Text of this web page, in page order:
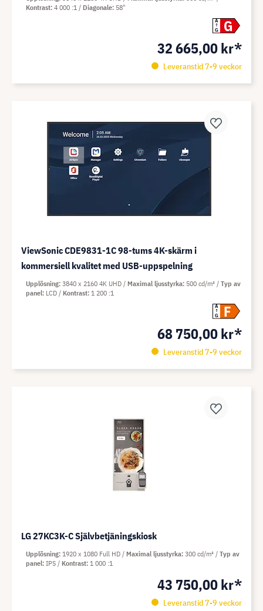
A
G
G
32 665,00 kr*
Leveranstid 7-9 veckor
Kontrast 4 000 :1 Diagonale 58"
ViewSonic CDE9831-1C 98-tums 4K-skärm i
kommersiell kvalitet med USB-uppspelning
A
G
F
68 750,00 kr*
Leveranstid 7-9 veckor
Upplösning 3840 x 2160 4K UHD Maximal ljusstyrka 500 cd/m²
Typ av
panel LCD Kontrast 1 200 :1
LG 27KC3K-C Självbetjäningskiosk
43 750,00 kr*
Leveranstid 7-9 veckor
Upplösning 1920 x 1080 Full HD Maximal ljusstyrka 300 cd/m²
Typ av
panel IPS Kontrast 1 000 :1